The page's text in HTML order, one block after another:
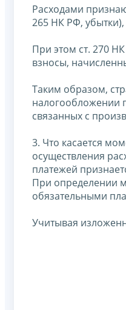
Расходами
265 НК РФ,
При этом ст. 270
взносы,
Таким образом,
налогообложении
связанных с
3. Что касается
осуществления
платежей
При определении
обязательными
Учитывая